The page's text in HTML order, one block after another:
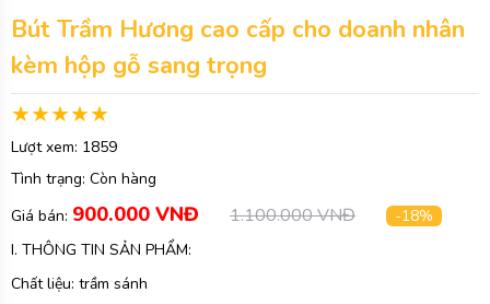
Bút Trầm Hương cao cấp cho doanh nhân
kèm hộp gỗ sang trọng
Lượt xem: 1859
Tình trạng: Còn hàng
Giá bán: 900.000 VNĐ 1.100.000 VNĐ
-18%
I. THÔNG TIN SẢN PHẨM:
Chất liệu: trầm sánh